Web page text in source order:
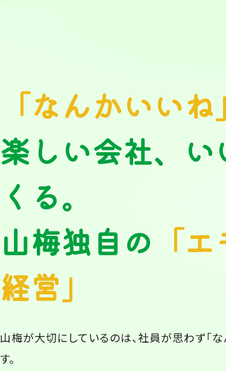
「なんかいいね」
楽しい会社、
くる。
山梅独自の 「
経営」
山梅が大切にしているのは、社員が思わず「
す。